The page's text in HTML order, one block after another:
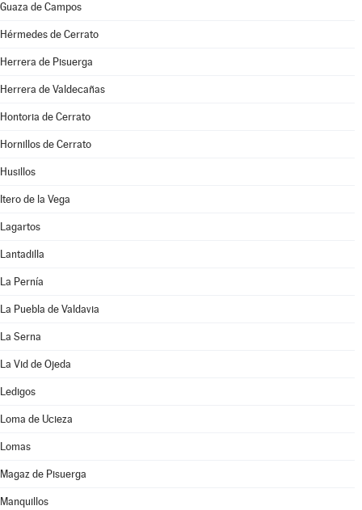
Guaza de Campos
Hérmedes de Cerrato
Herrera de Pisuerga
Herrera de Valdecañas
Hontoria de Cerrato
Hornillos de Cerrato
Husillos
Itero de la Vega
Lagartos
Lantadilla
La Pernía
La Puebla de Valdavia
La Serna
La Vid de Ojeda
Ledigos
Loma de Ucieza
Lomas
Magaz de Pisuerga
Manquillos